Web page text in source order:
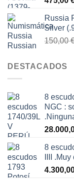
Russia
Silver
150,00
DESTACADOS
8
NGC :
8
IIII